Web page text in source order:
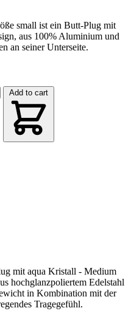
small ist ein Butt-Plug mit
aus 100% Aluminium und
an seiner Unterseite.
Add to cart
mit aqua Kristall - Medium
hochglanzpoliertem Edelstahl
in Kombination mit der
Tragegefühl.